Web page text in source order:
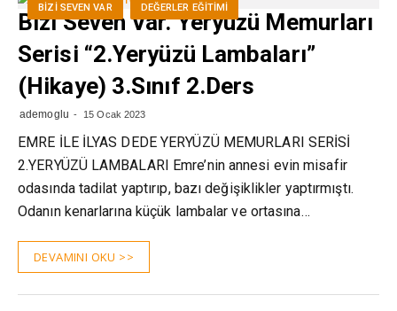
BIZI SEVEN VAR DEĞERLER EĞITIMI
Bizi Seven Var. Yeryüzü Memurları
Serisi “2.Yeryüzü Lambaları”
(Hikaye) 3.Sınıf 2.Ders
ademoglu 15 Ocak 2023
EMRE İLE İLYAS DEDE YERYÜZÜ MEMURLARI SERİSİ
2.YERYÜZÜ LAMBALARI Emre’nin annesi evin misafir
odasında tadilat yaptırıp, bazı değişiklikler yaptırmıştı.
Odanın kenarlarına küçük lambalar ve ortasına…
DEVAMINI OKU >>